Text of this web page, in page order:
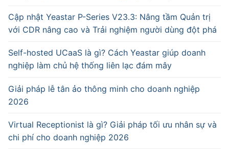
PRI VoIP Gateway TE100
PRI VoIP Gateway TE200
BRI VoIP Gateway
TIN TỨC
HƯỚNG DẪN
Cập nhật Yeastar P-Series V23.3: Nâng tầm Quản trị
với CDR nâng cao và Trải nghiệm người dùng đột phá
Self-hosted UCaaS là gì? Cách Yeastar giúp doanh
nghiệp làm chủ hệ thống liên lạc đám mây
Giải pháp lễ tân ảo thông minh cho doanh nghiệp
2026
Virtual Receptionist là gì? Giải pháp tối ưu nhân sự và
chi phí cho doanh nghiệp 2026